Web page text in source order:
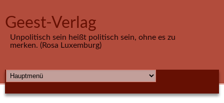
Geest-Verlag
Unpolitisch sein heißt politisch sein, ohne es zu
merken. (Rosa Luxemburg)
HAUPTMENÜ